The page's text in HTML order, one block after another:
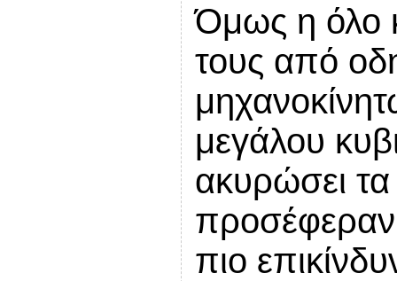
Όμως η όλο
τους από
μεγάλου
ακυρώσει
προσέφεραν
πιο